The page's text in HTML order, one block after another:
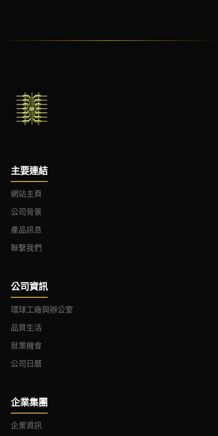
主要連結
網站主頁
公司背景
產品訊息
聯繫我們
公司資訊
環球工廠與辦公室
品質生活
就業機會
公司日曆
企業集團
企業資訊